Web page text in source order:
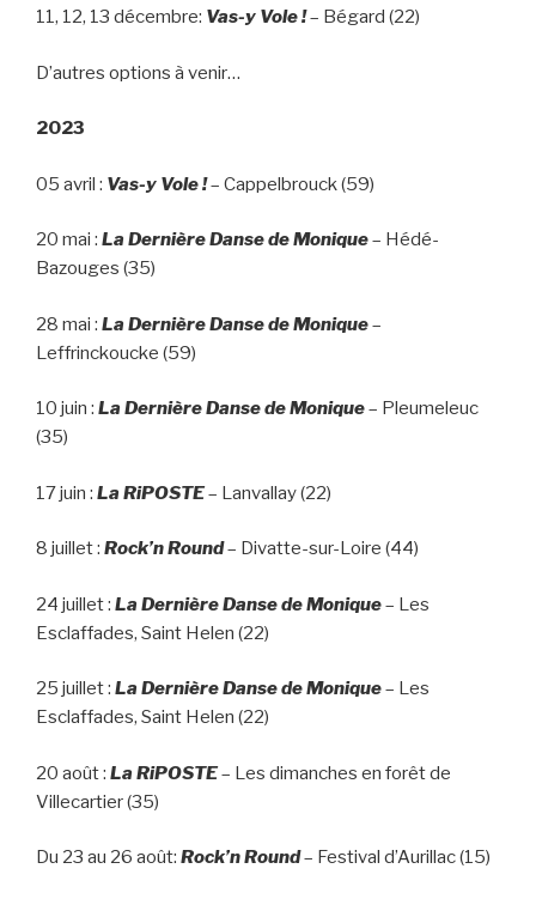
11, 12, 13 décembre: Vas-y Vole !– Bégard (22)
D’autres options à venir…
2023
05 avril : Vas-y Vole !– Cappelbrouck (59)
20 mai : La Dernière Danse de Monique– Hédé-
Bazouges (35)
28 mai : La Dernière Danse de Monique–
Leffrinckoucke (59)
10 juin : La Dernière Danse de Monique– Pleumeleuc
(35)
17 juin : La RiPOSTE– Lanvallay (22)
8 juillet : Rock’n Round– Divatte-sur-Loire (44)
24 juillet : La Dernière Danse de Monique– Les
Esclaffades, Saint Helen (22)
25 juillet : La Dernière Danse de Monique– Les
Esclaffades, Saint Helen (22)
20 août : La RiPOSTE– Les dimanches en forêt de
Villecartier (35)
Du 23 au 26 août: Rock’n Round– Festival d’Aurillac (15)